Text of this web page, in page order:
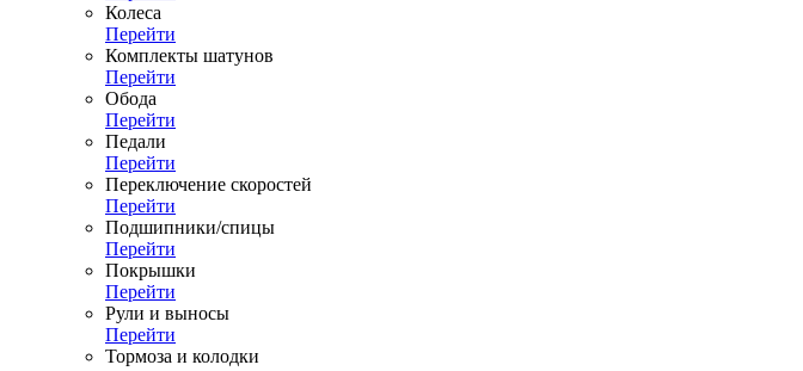
Колеса
Перейти
Комплекты шатунов
Перейти
Обода
Перейти
Педали
Перейти
Переключение скоростей
Перейти
Подшипники/спицы
Перейти
Покрышки
Перейти
Рули и выносы
Перейти
Тормоза и колодки